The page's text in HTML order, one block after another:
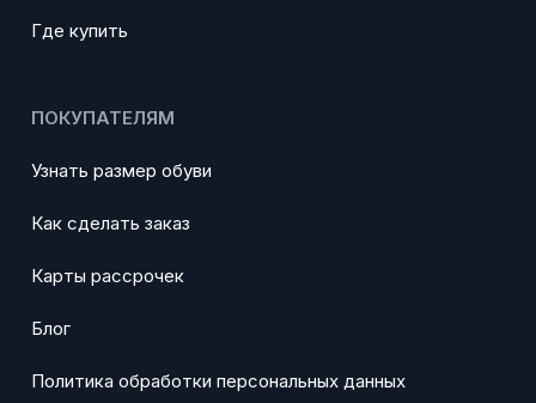
Где купить
ПОКУПАТЕЛЯМ
Узнать размер обуви
Как сделать заказ
Карты рассрочек
Блог
Политика обработки персональных данных